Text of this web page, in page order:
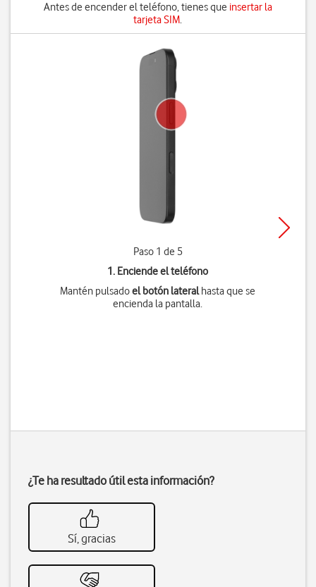
Antes de encender el teléfono, tienes que insertar la
tarjeta SIM.
Paso 1 de 5
1. Enciende el teléfono
Mantén pulsadoel botón lateralhasta que se
encienda la pantalla.
¿Te ha resultado útil esta información?
Sí, gracias